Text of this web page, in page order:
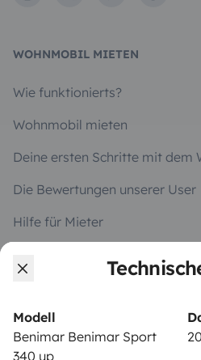
Modell
Benimar Benimar Sport
340 up
WOHNMOBIL MIETEN
Wie funktionierts?
Wohnmobil mieten
Deine ersten Schritte mit dem
Die Bewertungen unserer User
Hilfe für Mieter
Wohnmobil vermieten
Mietvertrag